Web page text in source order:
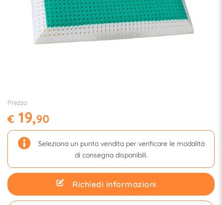
Prezzo
€ 19,90
Seleziona un punto vendita per verificare le modalità
di consegna disponibili.
Richiedi informazioni